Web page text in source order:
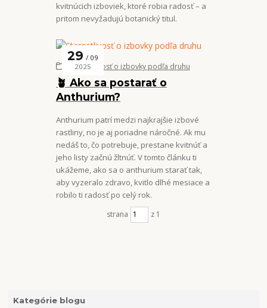
Kategórie blogu
kvitnúcich izboviek, ktoré robia radosť – a
pritom nevyžadujú botanický titul.
🪴 Ako sa postarať o
Anthurium?
29
09
2025
Starostlivosť o izbovky podľa druhu
Anthurium patrí medzi najkrajšie izbové
rastliny, no je aj poriadne náročné. Ak mu
nedáš to, čo potrebuje, prestane kvitnúť a
jeho listy začnú žltnúť. V tomto článku ti
ukážeme, ako sa o anthurium starať tak,
aby vyzeralo zdravo, kvitlo dlhé mesiace a
robilo ti radosť po celý rok.
strana z 1